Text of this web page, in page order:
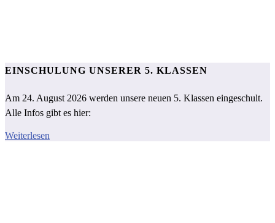
EINSCHULUNG UNSERER 5. KLASSEN
Am 24. August 2026 werden unsere neuen 5. Klassen eingeschult.
Alle Infos gibt es hier:
Weiterlesen